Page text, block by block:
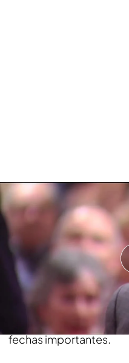
Francisco Franco
sobre decisiones
Francisco Franco
particular, Mersida, a
Guerra de África.
política, familia,
daba claves sobre lo
fechas importantes.